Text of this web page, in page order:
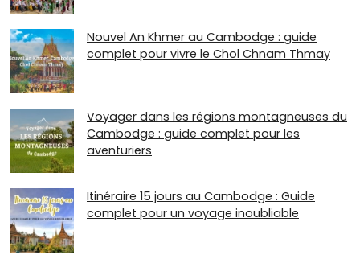
Nouvel An Khmer au Cambodge : guide
complet pour vivre le Chol Chnam Thmay
Voyager dans les régions montagneuses du
Cambodge : guide complet pour les
aventuriers
Itinéraire 15 jours au Cambodge : Guide
complet pour un voyage inoubliable